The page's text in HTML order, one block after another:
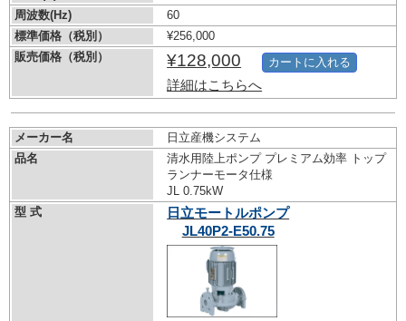
周波数(Hz)
60
標準価格（税別）
¥256,000
販売価格（税別）
¥128,000
詳細はこちらへ
カートに入れる
メーカー名
日立産機システム
品名
清水用陸上ポンプ プレミアム効率 トップ
ランナーモータ仕様
JL 0.75kW
型 式
日立モートルポンプ
JL40P2-E50.75